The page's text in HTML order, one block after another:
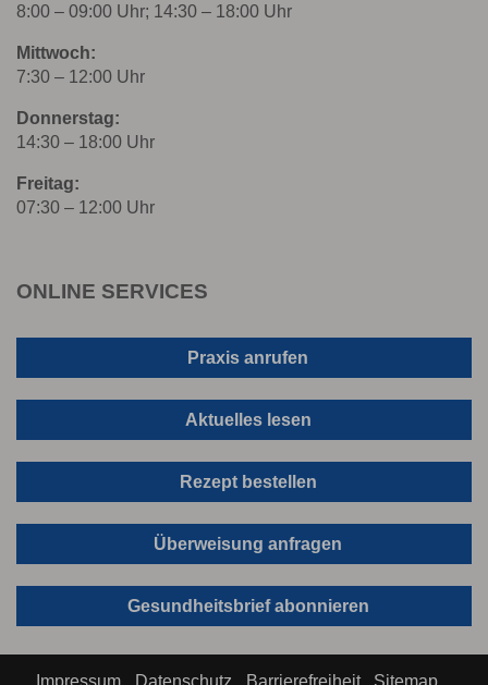
8:00 – 09:00 Uhr; 14:30 – 18:00 Uhr
Mittwoch:
7:30 – 12:00 Uhr
Donnerstag:
14:30 – 18:00 Uhr
Freitag:
07:30 – 12:00 Uhr
ONLINE SERVICES
Praxis anrufen
Aktuelles lesen
Rezept bestellen
Überweisung anfragen
Gesundheitsbrief abonnieren